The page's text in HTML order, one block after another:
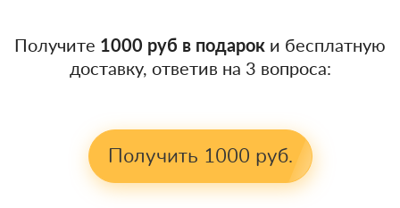
Получите 1000 руб в подарок и бесплатную
доставку, ответив на 3 вопроса:
Получить 1000 руб.